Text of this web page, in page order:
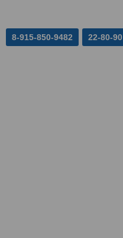
8-915-850-9482 22-80-90